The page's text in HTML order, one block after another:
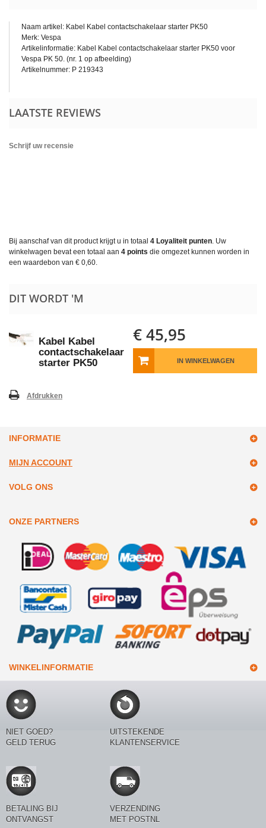
Naam artikel: Kabel Kabel contactschakelaar starter PK50
Merk: Vespa
Artikelinformatie: Kabel Kabel contactschakelaar starter PK50 voor
Vespa PK 50. (nr. 1 op afbeelding)
Artikelnummer: P 219343
LAATSTE REVIEWS
Schrijf uw recensie
Bij aanschaf van dit product krijgt u in totaal 4 Loyaliteit punten. Uw
winkelwagen bevat een totaal aan 4 points die omgezet kunnen worden in
een waardebon van € 0,60.
DIT WORDT 'M
Kabel Kabel
contactschakelaar
starter PK50
€ 45,95
IN WINKELWAGEN
Afdrukken
INFORMATIE
MIJN ACCOUNT
VOLG ONS
ONZE PARTNERS
WINKELINFORMATIE
NIET GOED?
GELD TERUG
UITSTEKENDE
KLANTENSERVICE
BETALING BIJ
ONTVANGST
VERZENDING
MET POSTNL